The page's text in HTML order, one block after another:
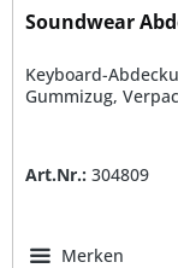
Soundwear
Keyboard-
Gummizug,
Art.Nr.: 304809
Merken